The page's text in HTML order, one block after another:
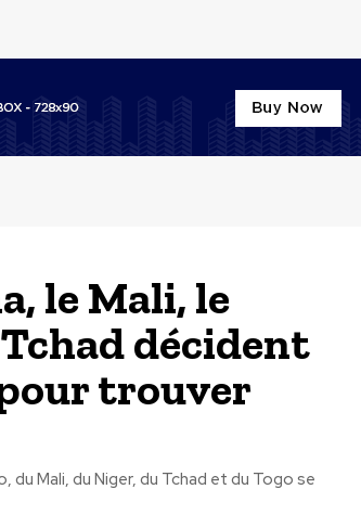
le Mali, le
décident
trouver
du Mali, du Niger, du Tchad et du Togo se